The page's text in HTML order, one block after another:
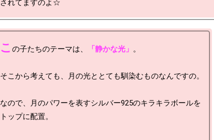
こ の子たちのテーマは、 「静かな光」 。
そこから考えても、月の光ととても馴染むものなんですの。
なので、月のパワーを表すシルバー925のキラキラボールを
トップに配置。